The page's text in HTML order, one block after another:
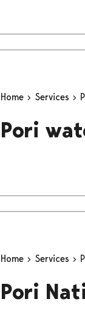
Home Services
Pori
Home Services
Pori